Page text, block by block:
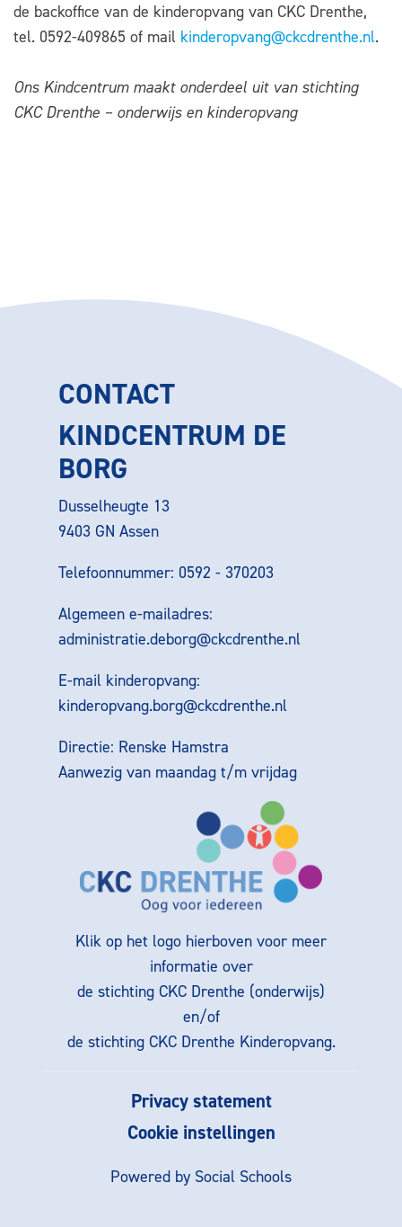
de backoffice van de kinderopvang van CKC Drenthe,
tel. 0592-409865 of mail kinderopvang@ckcdrenthe.nl.
Ons Kindcentrummaakt onderdeel uit van stichting
CKC Drenthe – onderwijs en kinderopvang
CONTACT
KINDCENTRUM DE
BORG
Dusselheugte 13
9403 GN Assen
Telefoonnummer: 0592 - 370203
Algemeen e-mailadres:
administratie.deborg@ckcdrenthe.nl
E-mail kinderopvang:
kinderopvang.borg@ckcdrenthe.nl
Directie: Renske Hamstra
Aanwezig van maandag t/m vrijdag
Klik op het logo hierboven voor meer
informatie over
de stichting CKC Drenthe (onderwijs)
en/of
de stichting CKC Drenthe Kinderopvang.
Privacy statement
Cookie instellingen
Powered by Social Schools